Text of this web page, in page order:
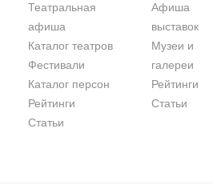
Театральная
афиша
Каталог театров
Фестивали
Каталог персон
Рейтинги
Статьи
Афиша
выставок
Музеи и
галереи
Рейтинги
Статьи